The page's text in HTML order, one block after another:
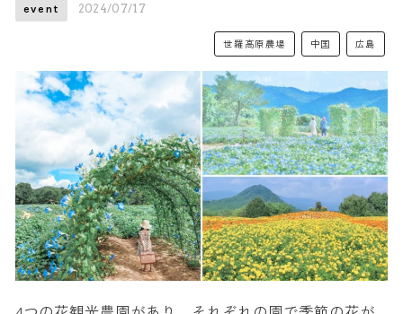
event 2024/07/17
世羅高原農場 中国 広島